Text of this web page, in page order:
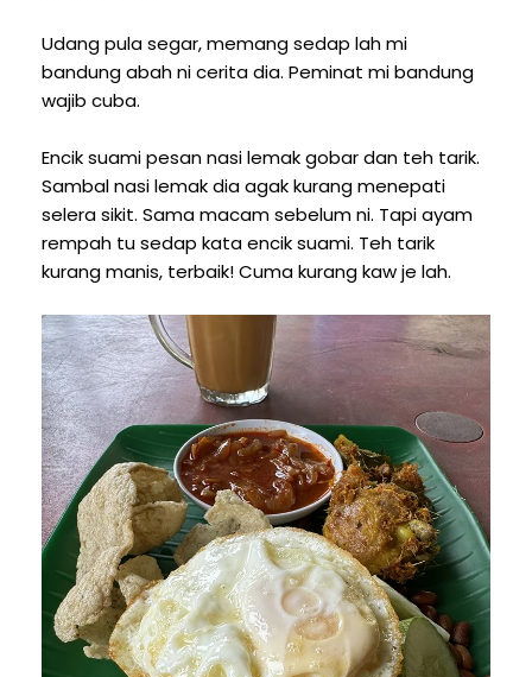
Udang pula segar, memang sedap lah mi
bandung abah ni cerita dia. Peminat mi bandung
wajib cuba.
Encik suami pesan nasi lemak gobar dan teh tarik.
Sambal nasi lemak dia agak kurang menepati
selera sikit. Sama macam sebelum ni. Tapi ayam
rempah tu sedap kata encik suami. Teh tarik
kurang manis, terbaik! Cuma kurang kaw je lah.